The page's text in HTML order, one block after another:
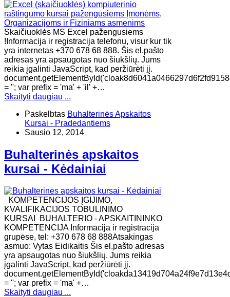
Skaičiuoklės MS Excel pažengusiems
!Informacija ir registracija telefonu, visur kur tik
yra internetas +370 678 68 888. Šis el.pašto
adresas yra apsaugotas nuo šiukšlių. Jums
reikia įgalinti JavaScript, kad peržiūrėti jį.
= ''; var prefix = 'ma' + 'il' +…
Skaityti daugiau ...
Paskelbtas Buhalterinės Apskaitos
Kursai - Pradedantiems
Sausio 12, 2014
Buhalterinės apskaitos
kursai - Kėdainiai
KOMPETENCIJOS ĮGIJIMO,
KVALIFIKACIJOS TOBULINIMO
KURSAI BUHALTERIO - APSKAITININKO
KOMPETENCIJA Informacija ir registracija
grupėse, tel: +370 678 68 888Atsakingas
asmuo: Vytas Eidikaitis Šis el.pašto adresas
yra apsaugotas nuo šiukšlių. Jums reikia
įgalinti JavaScript, kad peržiūrėti jį.
= ''; var prefix = 'ma' +…
Skaityti daugiau ...